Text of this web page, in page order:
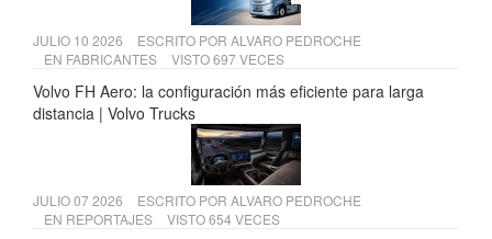
JULIO 10 2026 ESCRITO POR ALVARO PEDROCHE
EN FABRICANTES VISTO 697 VECES
Volvo FH Aero: la configuración más eficiente para larga
distancia | Volvo Trucks
JULIO 07 2026 ESCRITO POR ALVARO PEDROCHE
EN REPORTAJES VISTO 654 VECES